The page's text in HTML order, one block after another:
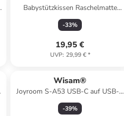
Babystützkissen Raschelmatte
Fuchs Anhänger
-33%
19,95 €
UVP: 29,99 €*
Wisam®
Joyroom S-A53 USB-C auf USB-C
60W Schnellladekabel
-39%